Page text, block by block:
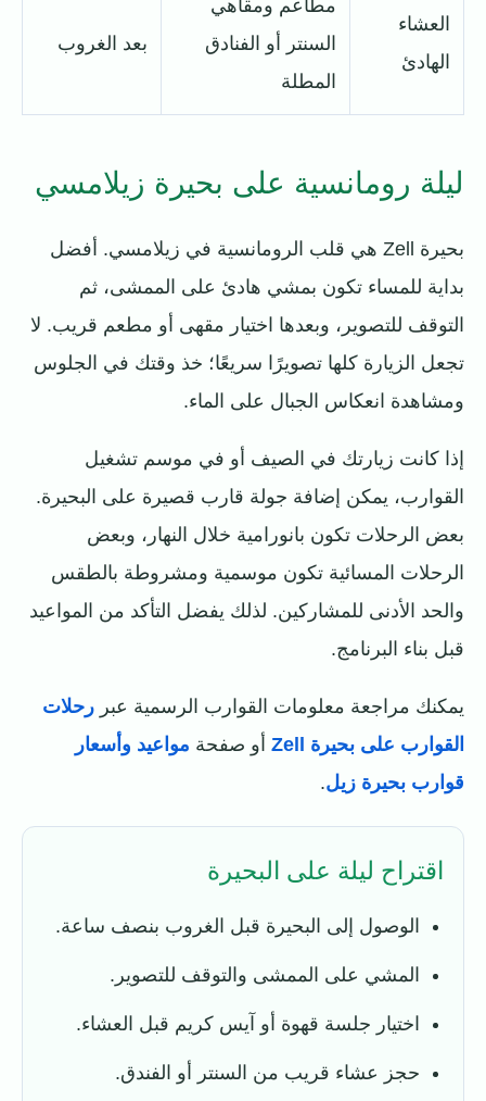
العشاء
الهادئ
مطاعم ومقاهي
السنتر أو الفنادق
المطلة
بعد الغروب
ليلة رومانسية على بحيرة زيلامسي
بحيرة Zell هي قلب الرومانسية في زيلامسي. أفضل
بداية للمساء تكون بمشي هادئ على الممشى، ثم
التوقف للتصوير، وبعدها اختيار مقهى أو مطعم قريب. لا
تجعل الزيارة كلها تصويرًا سريعًا؛ خذ وقتك في الجلوس
ومشاهدة انعكاس الجبال على الماء.
إذا كانت زيارتك في الصيف أو في موسم تشغيل
القوارب، يمكن إضافة جولة قارب قصيرة على البحيرة.
بعض الرحلات تكون بانورامية خلال النهار، وبعض
الرحلات المسائية تكون موسمية ومشروطة بالطقس
والحد الأدنى للمشاركين. لذلك يفضل التأكد من المواعيد
قبل بناء البرنامج.
يمكنك مراجعة معلومات القوارب الرسمية عبر رحلات
القوارب على بحيرة Zell
أو صفحة مواعيد وأسعار
قوارب بحيرة زيل.
اقتراح ليلة على البحيرة
الوصول إلى البحيرة قبل الغروب بنصف ساعة.
المشي على الممشى والتوقف للتصوير.
اختيار جلسة قهوة أو آيس كريم قبل العشاء.
حجز عشاء قريب من السنتر أو الفندق.